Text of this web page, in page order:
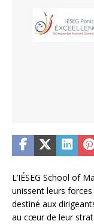
L’IÉSEG School of
unissent leurs
destiné aux
au cœur de leur